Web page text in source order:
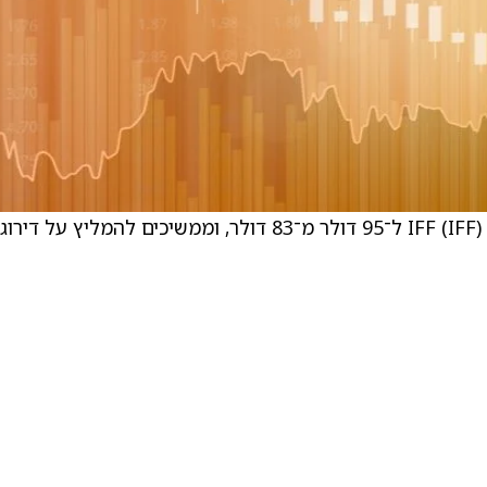
Citi העלו את מחיר היעד של הפירמה על המניה IFF (IFF) ל־95 דולר מ־83 דולר, וממשיכים להמליץ על דירוג